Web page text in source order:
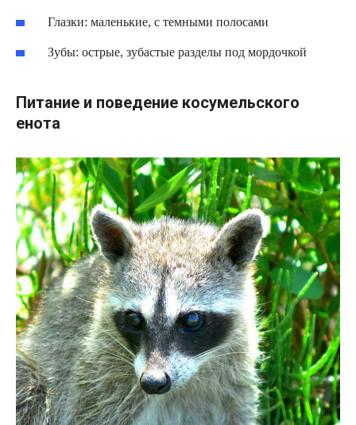
Глазки: маленькие, с темными полосами
Зубы: острые, зубастые разделы под мордочкой
Питание и поведение косумельского
енота